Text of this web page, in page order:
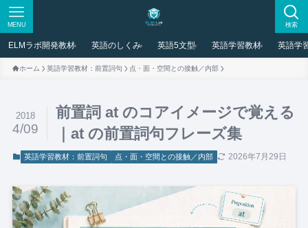
検索
MENU
ELMラボ開発教材 英語のしくみ 英語5文型 英語学習教材 英語学
ホーム 英語学習教材：前置詞句 点・面・空間との接触／内部
前置詞 at のコアイメージで覚える
｜at の前置詞句フレーズ集
2018
4/09
英語学習教材：前置詞句 点・面・空間との接触／内部 2026年7月29日